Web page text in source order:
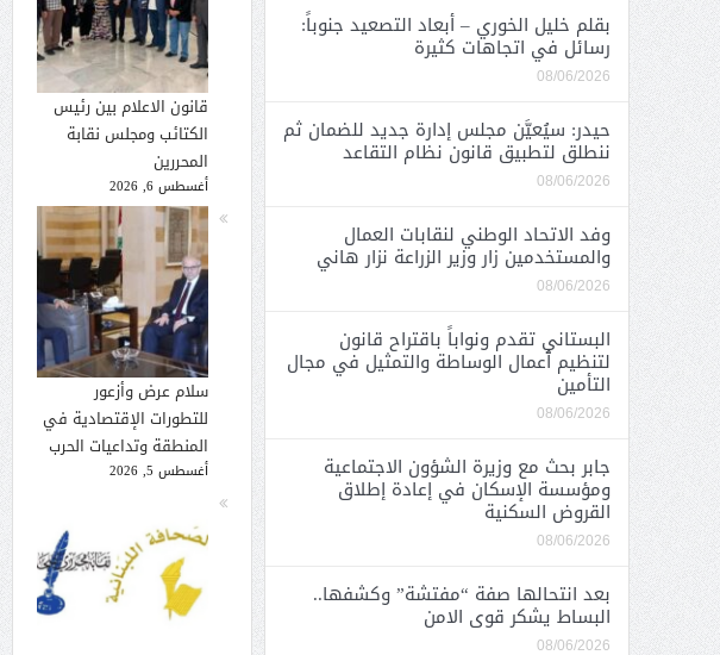
قانون الاعلام بين رئيس
الكتائب ومجلس نقابة
المحررين
أغسطس 6, 2026
سلام عرض وأزعور
للتطورات الإقتصادية في
المنطقة وتداعيات الحرب
أغسطس 5, 2026
بقلم خليل الخوري – أبعاد التصعيد جنوباً:
رسائل في اتجاهات كثيرة
08/06/2026
حيدر: سيُعيَّن مجلس إدارة جديد للضمان ثم
ننطلق لتطبيق قانون نظام التقاعد
08/06/2026
وفد الاتحاد الوطني لنقابات العمال
والمستخدمين زار وزير الزراعة نزار هاني
08/06/2026
البستاني تقدم ونواباً باقتراح قانون
لتنظيم أعمال الوساطة والتمثيل في مجال
التأمين
08/06/2026
جابر بحث مع وزيرة الشؤون الاجتماعية
ومؤسسة الإسكان في إعادة إطلاق
القروض السكنية
08/06/2026
بعد انتحالها صفة “مفتشة” وكشفها..
البساط يشكر قوى الامن
08/06/2026